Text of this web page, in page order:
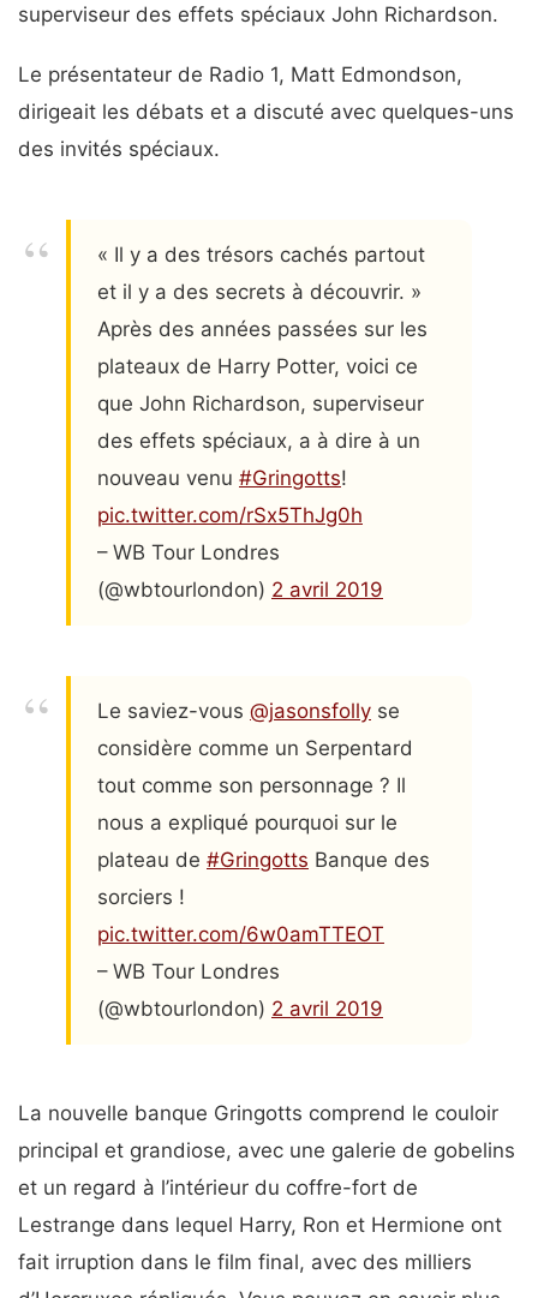
superviseur des effets spéciaux John Richardson.
Le présentateur de Radio 1, Matt Edmondson,
dirigeait les débats et a discuté avec quelques-uns
des invités spéciaux.
« Il y a des trésors cachés partout
et il y a des secrets à découvrir. »
Après des années passées sur les
plateaux de Harry Potter, voici ce
que John Richardson, superviseur
des effets spéciaux, a à dire à un
nouveau venu #Gringotts!
pic.twitter.com/rSx5ThJg0h
– WB Tour Londres
(@wbtourlondon) 2 avril 2019
Le saviez-vous @jasonsfolly se
considère comme un Serpentard
tout comme son personnage ? Il
nous a expliqué pourquoi sur le
plateau de #Gringotts Banque des
sorciers !
pic.twitter.com/6w0amTTEOT
– WB Tour Londres
(@wbtourlondon) 2 avril 2019
La nouvelle banque Gringotts comprend le couloir
principal et grandiose, avec une galerie de gobelins
et un regard à l’intérieur du coffre-fort de
Lestrange dans lequel Harry, Ron et Hermione ont
fait irruption dans le film final, avec des milliers